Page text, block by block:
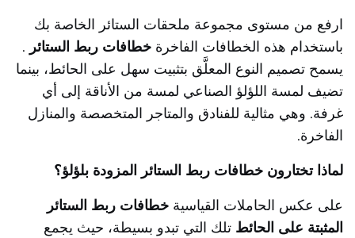
ارفع من مستوى مجموعة ملحقات الستائر الخاصة بك
باستخدام هذه الخطافات الفاخرة خطافات ربط الستائر .
يسمح تصميم النوع المعلَّق بتثبيت سهل على الحائط، بينما
تضيف لمسة اللؤلؤ الصناعي لمسة من الأناقة إلى أي
غرفة. وهي مثالية للفنادق والمتاجر المتخصصة والمنازل
الفاخرة.
لماذا تختارون خطافات ربط الستائر المزودة بلؤلؤ؟
على عكس الحاملات القياسية خطافات ربط الستائر
المثبتة على الحائط تلك التي تبدو بسيطة، حيث يجمع